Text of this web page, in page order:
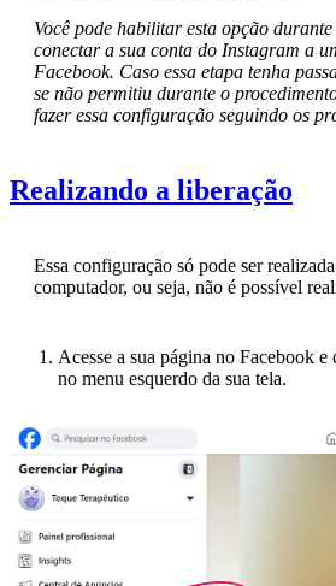
Você pode habilitar esta opção durante
conectar a sua conta do Instagram a
Facebook. Caso essa etapa tenha
se não permitiu durante o
fazer essa configuração seguindo os
Realizando a liberação
Essa configuração só pode ser
computador, ou seja, não é possível
Acesse a sua página no Facebook e
no menu esquerdo da sua tela.